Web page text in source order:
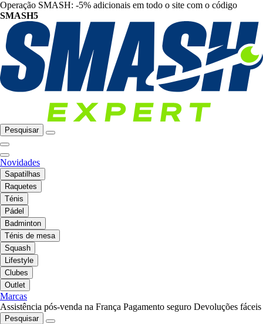
Operação SMASH: -5% adicionais em todo o site com o código
SMASH5
Pesquisar
Novidades
Sapatilhas
Raquetes
Ténis
Pádel
Badminton
Ténis de mesa
Squash
Lifestyle
Clubes
Outlet
Marcas
Assistência pós-venda na França Pagamento seguro Devoluções fáceis
Pesquisar